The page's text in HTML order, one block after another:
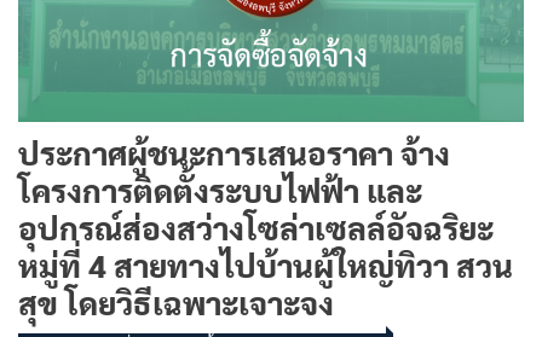
ประกาศผู้ชนะการเสนอราคา จ้าง
โครงการติดตั้งระบบไฟฟ้า และ
อุปกรณ์ส่องสว่างโซล่าเซลล์อัจฉริยะ
หมู่ที่ 4 สายทางไปบ้านผู้ใหญ่ทิวา สวน
สุข โดยวิธีเฉพาะเจาะจง